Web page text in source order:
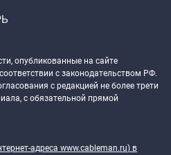
опубликованные на сайте
с законодательством РФ.
с редакцией не более трети
с обязательной прямой
адреса www.cableman.ru) в